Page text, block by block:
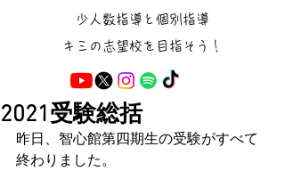
少人数指導と個別指導
キミの志望校を目指そう！
2021受験総括
昨日、智心館第四期生の受験がすべて
終わりました。